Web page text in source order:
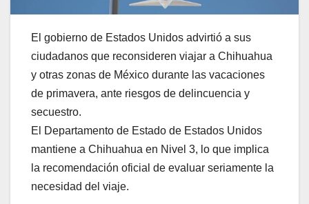
El gobierno de Estados Unidos advirtió a sus
ciudadanos que reconsideren viajar a Chihuahua
y otras zonas de México durante las vacaciones
de primavera, ante riesgos de delincuencia y
secuestro.
El Departamento de Estado de Estados Unidos
mantiene a Chihuahua en Nivel 3, lo que implica
la recomendación oficial de evaluar seriamente la
necesidad del viaje.